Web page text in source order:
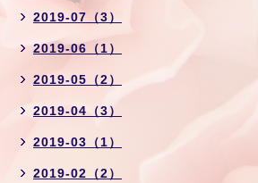
2019-07（3）
2019-06（1）
2019-05（2）
2019-04（3）
2019-03（1）
2019-02（2）